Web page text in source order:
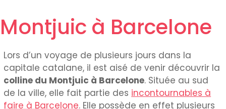
Montjuic à Barcelone
Lors d’un voyage de plusieurs jours dans la
capitale catalane, il est aisé de venir découvrir la
colline du Montjuic à Barcelone. Située au sud
de la ville, elle fait partie des incontournables à
faire à Barcelone. Elle possède en effet plusieurs